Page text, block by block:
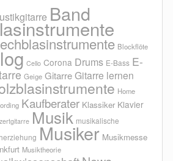
Band
Blockflöte
Cello Corona Drums E-Bass E-
Geige Gitarre Gitarre lernen
Home
Kaufberater Klassiker Klavier
Musik musikalische
Musiker Musikmesse
Musiktheorie